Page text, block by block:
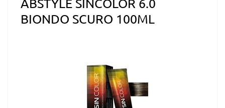
ABSTYLE SINCOLOR 6.0
BIONDO SCURO 100ML